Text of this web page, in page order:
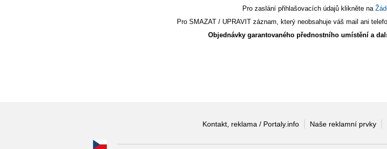
Pro zaslání přihlašovacích údajů klikněte na
Pro SMAZAT / UPRAVIT záznam, který neobsahuje váš mail ani
Objednávky garantovaného přednostního umístění a
Kontakt, reklama / Portaly.info Naše reklamní prvky